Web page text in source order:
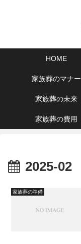
HOME
家族葬のマナー
家族葬の未来
家族葬の費用
2025-02
家族葬の準備